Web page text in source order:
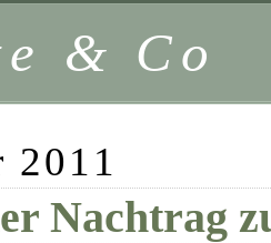
& Co
2011
Nachtrag